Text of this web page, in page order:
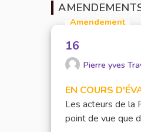
Amendement
16
Pierre yves
EN COURS
Les acteurs de la
point de vue que